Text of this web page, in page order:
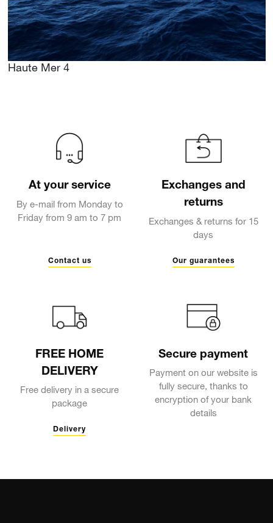
Haute Mer 4
At your service
By e-mail from Monday to
Friday from 9 am to 7 pm
Contact us
Exchanges and
returns
Exchanges & returns for 15
days
Our guarantees
FREE HOME
DELIVERY
Free delivery in a secure
package
Delivery
Secure payment
Payment on our website is
fully secure, thanks to
encryption of your bank
details